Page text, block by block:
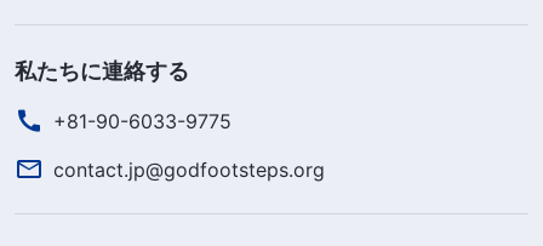
私たちに連絡する
+81-90-6033-9775
contact.jp@godfootsteps.org